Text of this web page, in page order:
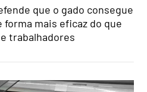
que o gado consegue
mais eficaz do que
trabalhadores